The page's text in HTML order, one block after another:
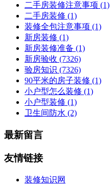
二手房装修注意事项 (1)
二手房装修 (1)
装修全包注意事项 (1)
新房装修 (1)
新房装修准备 (1)
新房验收 (7326)
验房知识 (7326)
90平米的房子装修 (1)
小户型怎么装修 (1)
小户型装修 (1)
卫生间防水 (2)
最新留言
友情链接
装修知识网